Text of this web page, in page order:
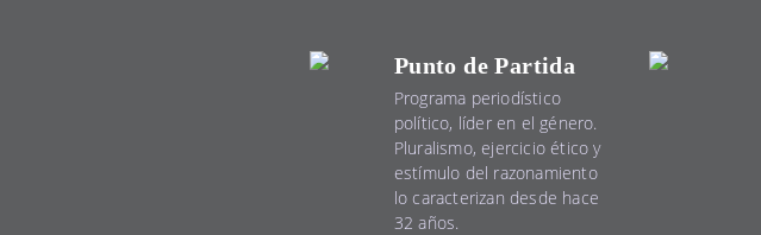
Punto de Partida
Programa periodístico
político, líder en el género.
Pluralismo, ejercicio ético y
estímulo del razonamiento
lo caracterizan desde hace
32 años.